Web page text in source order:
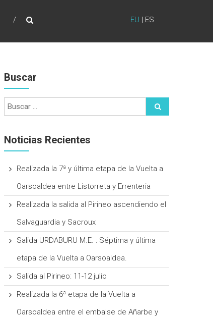
EU | ES
Buscar
Noticias Recientes
Realizada la 7ª y última etapa de la Vuelta a
Oarsoaldea entre Listorreta y Errenteria
Realizada la salida al Pirineo ascendiendo el
Salvaguardia y Sacroux
Salida URDABURU M.E. : Séptima y última
etapa de la Vuelta a Oarsoaldea.
Salida al Pirineo: 11-12 julio
Realizada la 6ª etapa de la Vuelta a
Oarsoaldea entre el embalse de Añarbe y